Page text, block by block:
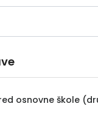
osnovne škole